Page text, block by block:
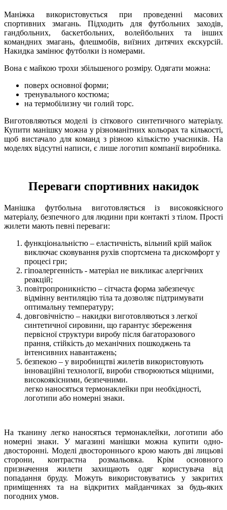
Маніжка використовується при проведенні масових
спортивних змагань. Підходить для футбольних заходів,
гандбольних, баскетбольних, волейбольних та інших
командних змагань, флешмобів, виїзних дитячих екскурсій.
Накидка замінює футболки із номерами.
Вона є майкою трохи збільшеного розміру. Одягати можна:
поверх основної форми;
тренувального костюма;
на термобілизну чи голий торс.
Виготовляються моделі із сіткового синтетичного матеріалу.
Купити манішку можна у різноманітних кольорах та кількості,
щоб вистачало для команд з різною кількістю учасників. На
моделях відсутні написи, є лише логотип компанії виробника.
Переваги спортивних накидок
Манішка футбольна виготовляється із високоякісного
матеріалу, безпечного для людини при контакті з тілом. Прості
жилети мають певні переваги:
функціональністю – еластичність, вільний крій майок
виключає сковування рухів спортсмена та дискомфорт у
процесі гри;
гіпоалергенність - матеріал не викликає алергічних
реакцій;
повітропроникністю – сітчаста форма забезпечує
відмінну вентиляцію тіла та дозволяє підтримувати
оптимальну температуру;
довговічністю – накидки виготовляються з легкої
синтетичної сировини, що гарантує збереження
первісної структури виробу після багаторазового
прання, стійкість до механічних пошкоджень та
інтенсивних навантажень;
безпекою – у виробництві жилетів використовують
інноваційні технології, вироби створюються міцними,
високоякісними, безпечними.
легко наносяться термонаклейки при необхідності,
логотипи або номерні знаки.
На тканину легко наносяться термонаклейки, логотипи або
номерні знаки. У магазині манішки можна купити одно-
двосторонні. Моделі двостороннього крою мають дві лицьові
сторони, контрастна розмальовка. Крім основного
призначення жилети захищають одяг користувача від
попадання бруду. Можуть використовуватись у закритих
приміщеннях та на відкритих майданчиках за будь-яких
погодних умов.